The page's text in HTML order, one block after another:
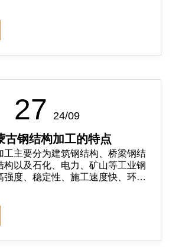
27 24/09
古钢结构加工的特点
工主要分为建筑钢结构、‌桥梁钢结
构以及石化、‌电力、‌矿山等工业钢
强度、稳定性、施工速度快、环保